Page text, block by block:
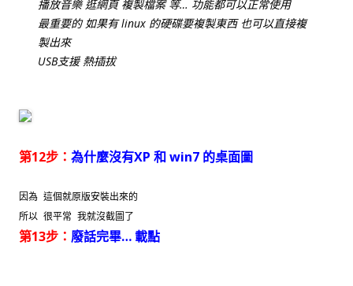
播放音樂 逛網頁 複製檔案 等… 功能都可以正常使用
最重要的 如果有 linux 的硬碟要複製東西 也可以直接複
製出來
USB支援 熱插拔
第12步： 為什麼沒有XP 和 win7 的桌面圖
因為 這個就原版安裝出來的
所以 很平常 我就沒截圖了
第13步： 廢話完畢… 載點